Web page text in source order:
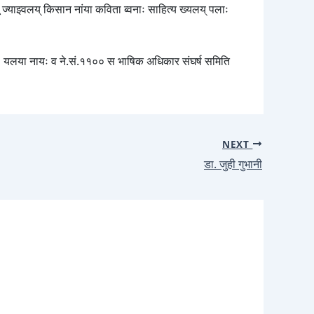
किसान नांया कविता ब्वनाः साहित्य ख्यलय् पलाः
नायः व ने.सं.११०० स भाषिक अधिकार संघर्ष समिति
NEXT
डा. जुही गुभानी